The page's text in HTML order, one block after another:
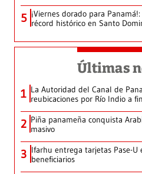
5 ¡Viernes dorado para
récord histórico en Santo
Últimas
1 La Autoridad del Canal de
reubicaciones por Río Indio a
2 Piña panameña conquista
masivo
3 Ifarhu entrega tarjetas Pase-U
beneficiarios